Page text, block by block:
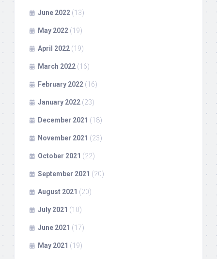
June 2022 (13)
May 2022 (19)
April 2022 (19)
March 2022 (16)
February 2022 (16)
January 2022 (23)
December 2021 (18)
November 2021 (23)
October 2021 (22)
September 2021 (20)
August 2021 (20)
July 2021 (10)
June 2021 (17)
May 2021 (19)